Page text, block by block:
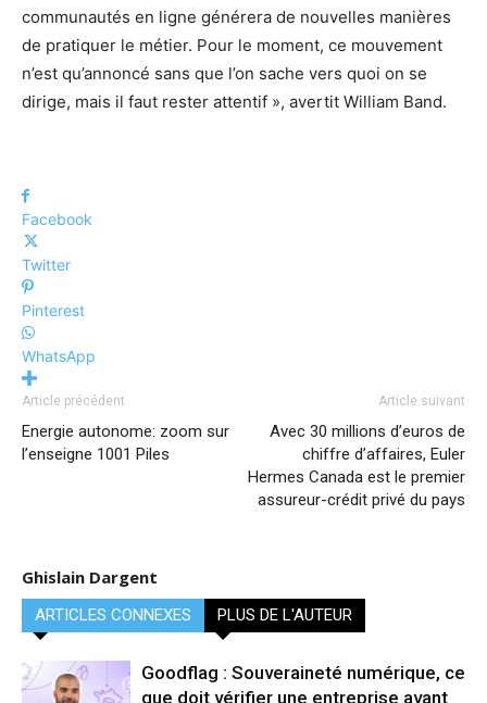
communautés en ligne générera de nouvelles manières
de pratiquer le métier. Pour le moment, ce mouvement
n’est qu’annoncé sans que l’on sache vers quoi on se
dirige, mais il faut rester attentif », avertit William Band.
Facebook
Twitter
Pinterest
WhatsApp
Article précédent
Energie autonome: zoom sur
l’enseigne 1001 Piles
Article suivant
Avec 30 millions d’euros de
chiffre d’affaires, Euler
Hermes Canada est le premier
assureur-crédit privé du pays
Ghislain Dargent
ARTICLES CONNEXES PLUS DE L'AUTEUR
Goodflag : Souveraineté numérique, ce
que doit vérifier une entreprise avant